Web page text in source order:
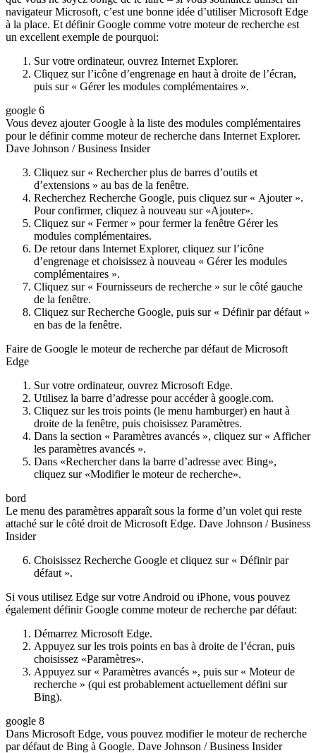
navigateur Microsoft, c’est une bonne idée d’utiliser Microsoft Edge
à la place. Et définir Google comme votre moteur de recherche est
un excellent exemple de pourquoi:
Sur votre ordinateur, ouvrez Internet Explorer.
Cliquez sur l’icône d’engrenage en haut à droite de l’écran,
puis sur « Gérer les modules complémentaires ».
google 6
Vous devez ajouter Google à la liste des modules complémentaires
pour le définir comme moteur de recherche dans Internet Explorer.
Dave Johnson / Business Insider
Cliquez sur « Rechercher plus de barres d’outils et
d’extensions » au bas de la fenêtre.
Recherchez Recherche Google, puis cliquez sur « Ajouter ».
Pour confirmer, cliquez à nouveau sur «Ajouter».
Cliquez sur « Fermer » pour fermer la fenêtre Gérer les
modules complémentaires.
De retour dans Internet Explorer, cliquez sur l’icône
d’engrenage et choisissez à nouveau « Gérer les modules
complémentaires ».
Cliquez sur « Fournisseurs de recherche » sur le côté gauche
de la fenêtre.
Cliquez sur Recherche Google, puis sur « Définir par défaut »
en bas de la fenêtre.
Faire de Google le moteur de recherche par défaut de Microsoft
Edge
Sur votre ordinateur, ouvrez Microsoft Edge.
Utilisez la barre d’adresse pour accéder à google.com.
Cliquez sur les trois points (le menu hamburger) en haut à
droite de la fenêtre, puis choisissez Paramètres.
Dans la section « Paramètres avancés », cliquez sur « Afficher
les paramètres avancés ».
Dans «Rechercher dans la barre d’adresse avec Bing»,
cliquez sur «Modifier le moteur de recherche».
bord
Le menu des paramètres apparaît sous la forme d’un volet qui reste
attaché sur le côté droit de Microsoft Edge. Dave Johnson / Business
Insider
Choisissez Recherche Google et cliquez sur « Définir par
défaut ».
Si vous utilisez Edge sur votre Android ou iPhone, vous pouvez
également définir Google comme moteur de recherche par défaut:
Démarrez Microsoft Edge.
Appuyez sur les trois points en bas à droite de l’écran, puis
choisissez «Paramètres».
Appuyez sur « Paramètres avancés », puis sur « Moteur de
recherche » (qui est probablement actuellement défini sur
Bing).
google 8
Dans Microsoft Edge, vous pouvez modifier le moteur de recherche
par défaut de Bing à Google. Dave Johnson / Business Insider